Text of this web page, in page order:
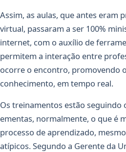
Assim, as aulas, que antes eram
virtual, passaram a ser 100%
internet, com o auxílio de
permitem a interação entre
ocorre o encontro, promovendo
conhecimento, em tempo real.
Os treinamentos estão seguindo
ementas, normalmente, o que é
processo de aprendizado,
atípicos. Segundo a Gerente da